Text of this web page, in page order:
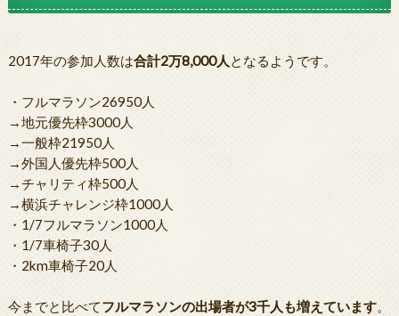
2017年の参加人数は合計2万8,000人 となるようです。
・フルマラソン26950人
→地元優先枠3000人
→一般枠21950人
→外国人優先枠500人
→チャリティ枠500人
→横浜チャレンジ枠1000人
・1/7フルマラソン1000人
・1/7車椅子30人
・2km車椅子20人
今までと比べてフルマラソンの出場者が3千人も増えています。